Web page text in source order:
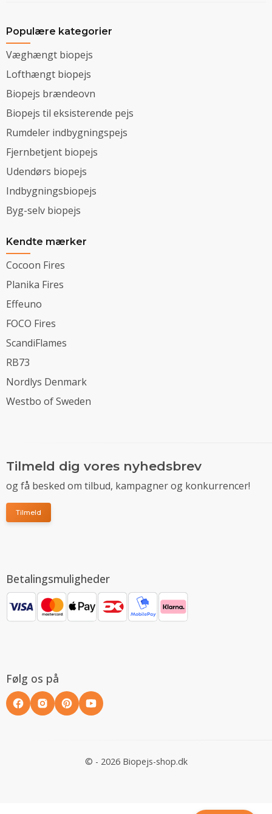
Populære kategorier
Væghængt biopejs
Lofthængt biopejs
Biopejs brændeovn
Biopejs til eksisterende pejs
Rumdeler indbygningspejs
Fjernbetjent biopejs
Udendørs biopejs
Indbygningsbiopejs
Byg-selv biopejs
Kendte mærker
Cocoon Fires
Planika Fires
Effeuno
FOCO Fires
ScandiFlames
RB73
Nordlys Denmark
Westbo of Sweden
Tilmeld dig vores nyhedsbrev
og få besked om tilbud, kampagner og konkurrencer!
Tilmeld
Betalingsmuligheder
Følg os på
© - 2026 Biopejs-shop.dk